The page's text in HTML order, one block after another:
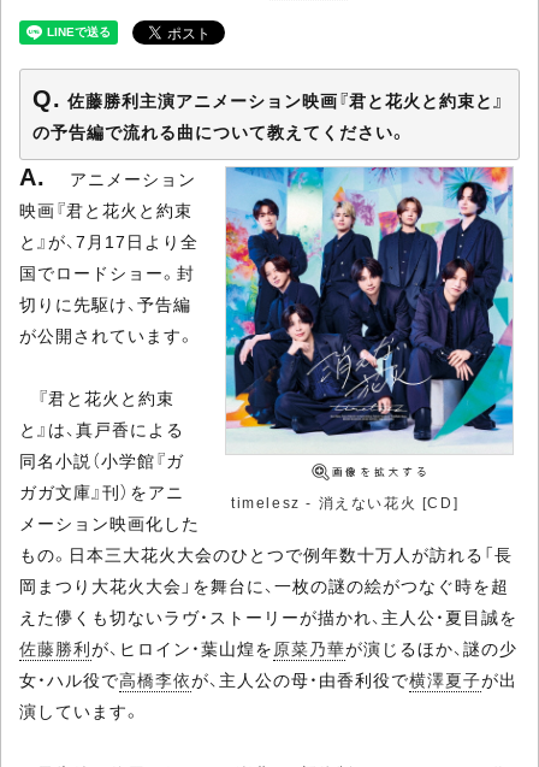
佐藤勝利主演アニメーション映画『君と花火と約束と』
の予告編で流れる曲について教えてください。
timelesz - 消えない花火 [CD]
アニメーション
映画『君と花火と約束
と』が、7月17日より全
国でロードショー。封
切りに先駆け、予告編
が公開されています。
『君と花火と約束
と』は、真戸香による
同名小説（小学館『ガ
ガガ文庫』刊）をアニ
メーション映画化した
もの。日本三大花火大会のひとつで例年数十万人が訪れる「長
岡まつり大花火大会」を舞台に、一枚の謎の絵がつなぐ時を超
えた儚くも切ないラヴ・ストーリーが描かれ、主人公・夏目誠を
佐藤勝利が、ヒロイン・葉山煌を原菜乃華が演じるほか、謎の少
女・ハル役で高橋李依が、主人公の母・由香利役で横澤夏子が出
演しています。